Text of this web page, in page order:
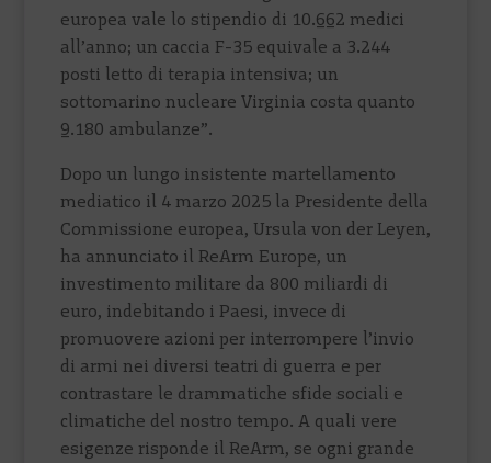
europea vale lo stipendio di 10.662 medici
all’anno; un caccia F-35 equivale a 3.244
posti letto di terapia intensiva; un
sottomarino nucleare Virginia costa quanto
9.180 ambulanze”.
Dopo un lungo insistente martellamento
mediatico il 4 marzo 2025 la Presidente della
Commissione europea, Ursula von der Leyen,
ha annunciato il ReArm Europe, un
investimento militare da 800 miliardi di
euro, indebitando i Paesi, invece di
promuovere azioni per interrompere l’invio
di armi nei diversi teatri di guerra e per
contrastare le drammatiche sfide sociali e
climatiche del nostro tempo. A quali vere
esigenze risponde il ReArm, se ogni grande